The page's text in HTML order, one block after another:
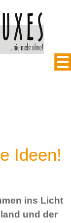
Ideen!
ins Licht
und der